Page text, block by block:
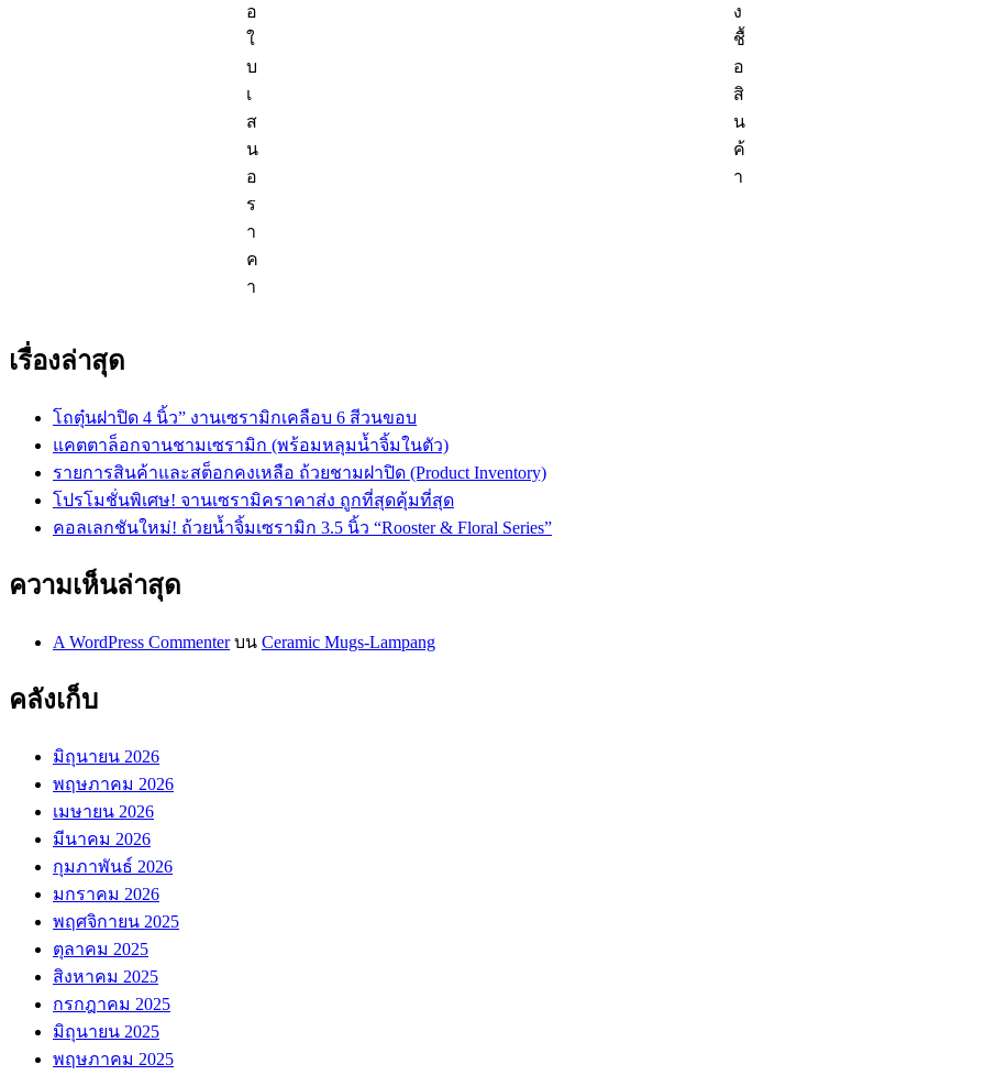
อ
ใ
บ
เ
ส
น
อ
ร
า
ค
า
ง
ชื้
อ
สิ
น
ค้
า
เรื่องล่าสุด
โถตุ๋นฝาปิด 4 นิ้ว” งานเซรามิกเคลือบ 6 สีวนขอบ
แคตตาล็อกจานชามเซรามิก (พร้อมหลุมน้ำจิ้มในตัว)
รายการสินค้าและสต็อกคงเหลือ ถ้วยชามฝาปิด (Product Inventory)
โปรโมชั่นพิเศษ! จานเซรามิคราคาส่ง ถูกที่สุดคุ้มที่สุด
คอลเลกชันใหม่! ถ้วยน้ำจิ้มเซรามิก 3.5 นิ้ว “Rooster & Floral Series”
ความเห็นล่าสุด
A WordPress Commenterบน Ceramic Mugs-Lampang
คลังเก็บ
มิถุนายน 2026
พฤษภาคม 2026
เมษายน 2026
มีนาคม 2026
กุมภาพันธ์ 2026
มกราคม 2026
พฤศจิกายน 2025
ตุลาคม 2025
สิงหาคม 2025
กรกฎาคม 2025
มิถุนายน 2025
พฤษภาคม 2025